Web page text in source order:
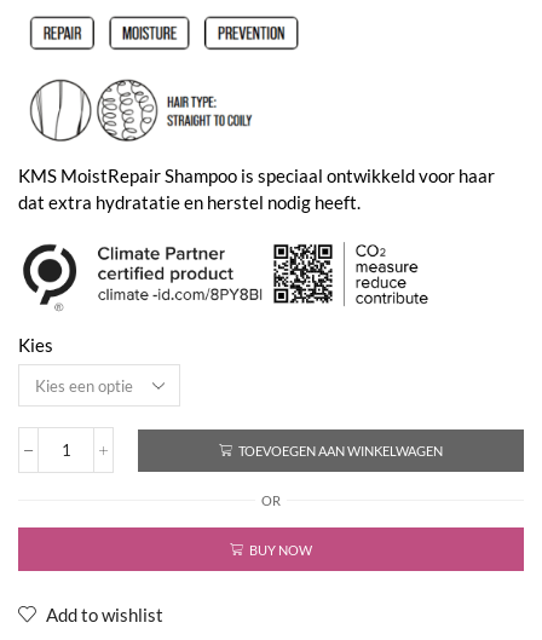
€26,50
tot
KMS MoistRepair Shampoo is speciaal ontwikkeld voor haar
dat extra hydratatie en herstel nodig heeft.
Kies
Moist
aantal
TOEVOEGEN AAN WINKELWAGEN
OR
BUY NOW
Add to wishlist